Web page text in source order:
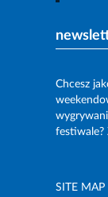
Chcesz
festiwale?
SITE MAP